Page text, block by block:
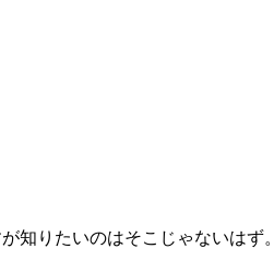
知りたいのはそこじゃないはず。